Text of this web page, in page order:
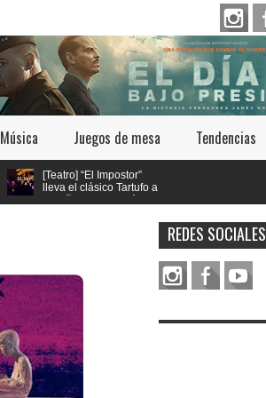
Música Juegos de mesa Tendencias
[Teatro] “El Impostor”
lleva el clásico Tartufo a
REDES SOCIALES